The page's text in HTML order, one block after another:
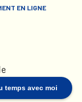
temps avec moi
EN LIGNE